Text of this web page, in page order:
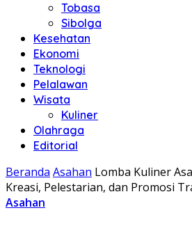
Tobasa
Sibolga
Kesehatan
Ekonomi
Teknologi
Pelalawan
Wisata
Kuliner
Olahraga
Editorial
Beranda Asahan Lomba Kuliner
Kreasi, Pelestarian, dan Promosi
Asahan